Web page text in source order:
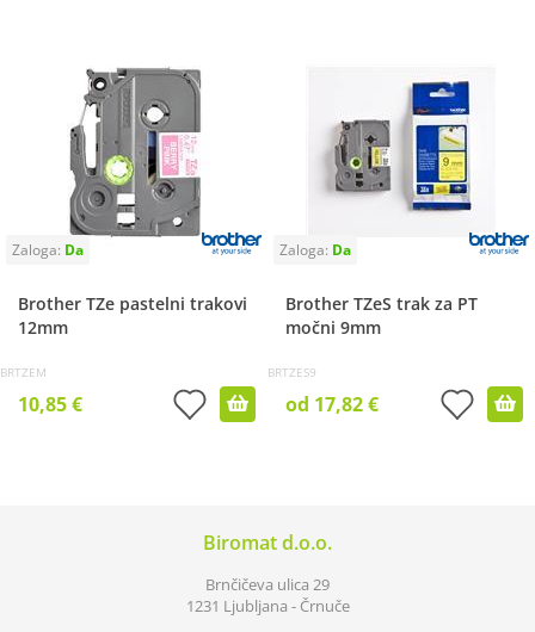
Brother TZe pastelni trakovi
12mm
BRTZEM
10,85 €
Brother TZeS trak za PT
močni 9mm
BRTZES9
od 17,82 €
Biromat d.o.o.
Brnčičeva ulica 29
1231 Ljubljana - Črnuče